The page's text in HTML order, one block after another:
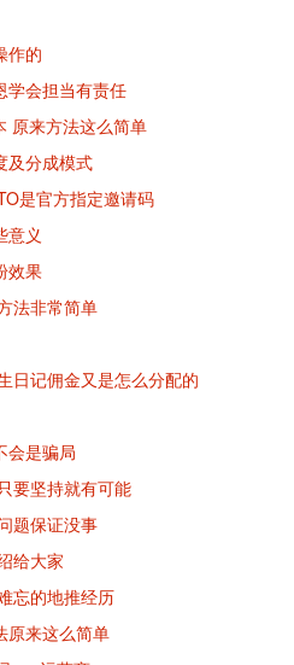
作的
学会担当有责任
原来方法这么简单
及分成模式
是官方指定邀请码
意义
效果
法非常简单
日记佣金又是怎么分配的
会是骗局
要坚持就有可能
题保证没事
给大家
忘的地推经历
原来这么简单